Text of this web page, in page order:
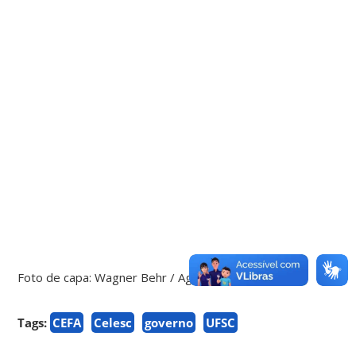
Foto de capa: Wagner Behr / Agecom / UFSC
Tags: CEFA Celesc governo UFSC